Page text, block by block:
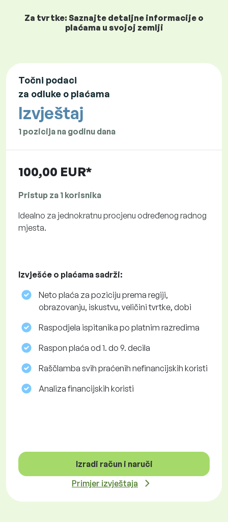
Za tvrtke: Saznajte detaljne informacije o
plaćama u svojoj zemlji
Točni podaci
za odluke o plaćama
Izvještaj
1 pozicija na godinu dana
100,00 EUR*
Pristup za 1 korisnika
Idealno za jednokratnu procjenu određenog radnog
mjesta.
Izvješće o plaćama sadrži:
Neto plaća za poziciju prema regiji,
obrazovanju, iskustvu, veličini tvrtke, dobi
Raspodjela ispitanika po platnim razredima
Raspon plaća od 1. do 9. decila
Raščlamba svih praćenih nefinancijskih koristi
Analiza financijskih koristi
Izradi račun i naruči
Primjer izvještaja